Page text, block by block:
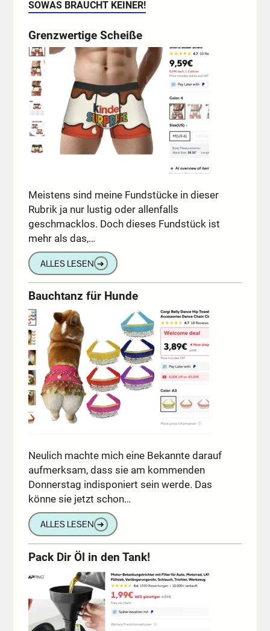
SOWAS BRAUCHT KEINER!
Grenzwertige Scheiße
Meistens sind meine Fundstücke in dieser
Rubrik ja nur lustig oder allenfalls
geschmacklos. Doch dieses Fundstück ist
mehr als das,…
ALLES LESEN ➔
Bauchtanz für Hunde
Neulich machte mich eine Bekannte darauf
aufmerksam, dass sie am kommenden
Donnerstag indisponiert sein werde. Das
könne sie jetzt schon…
ALLES LESEN ➔
Pack Dir Öl in den Tank!